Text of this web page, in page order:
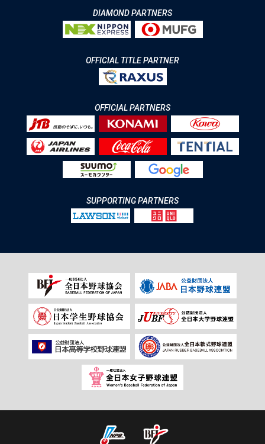
DIAMOND PARTNERS
OFFICIAL TITLE PARTNER
OFFICIAL PARTNERS
SUPPORTING PARTNERS